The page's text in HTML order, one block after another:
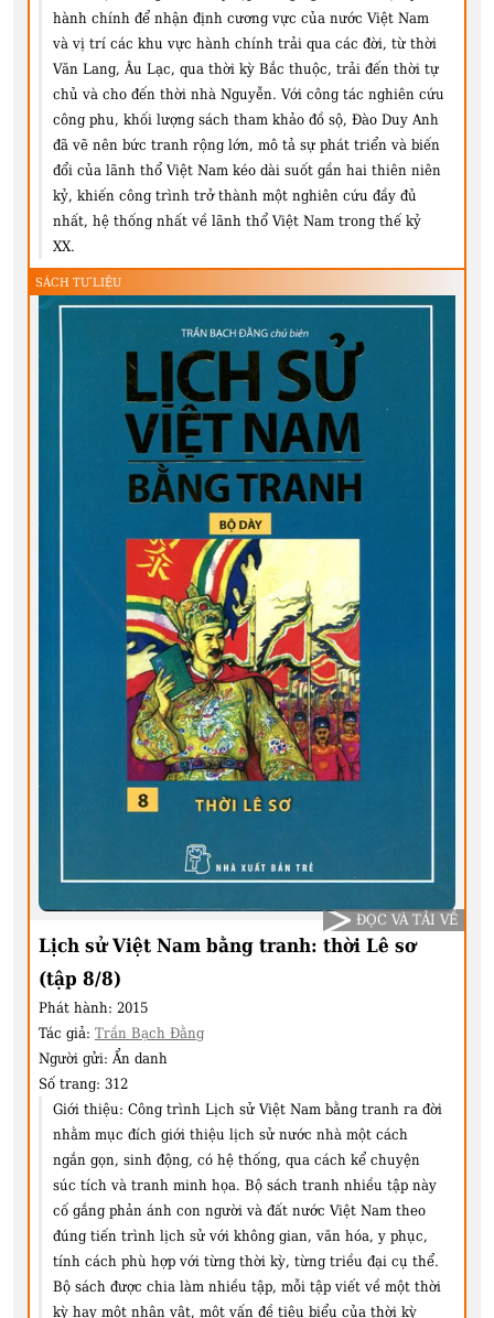
hành chính để nhận định cương vực của nước Việt Nam
và vị trí các khu vực hành chính trải qua các đời, từ thời
Văn Lang, Âu Lạc, qua thời kỳ Bắc thuộc, trải đến thời tự
chủ và cho đến thời nhà Nguyễn. Với công tác nghiên cứu
công phu, khối lượng sách tham khảo đồ sộ, Đào Duy Anh
đã vẽ nên bức tranh rộng lớn, mô tả sự phát triển và biến
đổi của lãnh thổ Việt Nam kéo dài suốt gần hai thiên niên
kỷ, khiến công trình trở thành một nghiên cứu đầy đủ
nhất, hệ thống nhất về lãnh thổ Việt Nam trong thế kỷ
XX.
SÁCH TƯ LIỆU
Lịch sử Việt Nam bằng tranh: thời Lê sơ
(tập 8/8)
Phát hành: 2015
Tác giả: Trần Bạch Đằng
Người gửi: Ẩn danh
Số trang: 312
Giới thiệu: Công trình Lịch sử Việt Nam bằng tranh ra đời
nhằm mục đích giới thiệu lịch sử nước nhà một cách
ngắn gọn, sinh động, có hệ thống, qua cách kể chuyện
súc tích và tranh minh họa. Bộ sách tranh nhiều tập này
cố gắng phản ánh con người và đất nước Việt Nam theo
đúng tiến trình lịch sử với không gian, văn hóa, y phục,
tính cách phù hợp với từng thời kỳ, từng triều đại cụ thể.
Bộ sách được chia làm nhiều tập, mỗi tập viết về một thời
kỳ hay một nhân vật, một vấn đề tiêu biểu của thời kỳ
ĐỌC VÀ TẢI VỀ